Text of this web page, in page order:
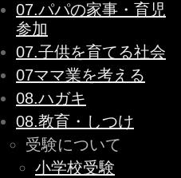
07.パパの家事・育児
参加
07.子供を育てる社会
07ママ業を考える
08.ハガキ
08.教育・しつけ
受験について
小学校受験